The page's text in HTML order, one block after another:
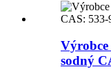
sodný